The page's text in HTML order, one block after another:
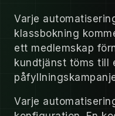
Varje
klassbokning
ett medlemskap
kundtjänst töms till
Varje